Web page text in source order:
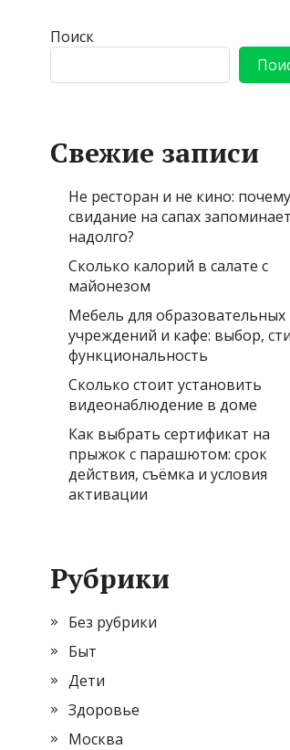
Поиск
Свежие записи
Не ресторан и не кино: почему
свидание на сапах
надолго?
Сколько калорий в салате с
майонезом
Мебель для образовательных
учреждений и кафе: выбор,
функциональность
Сколько стоит установить
видеонаблюдение в доме
Как выбрать сертификат на
прыжок с парашютом: срок
действия, съёмка и условия
активации
Рубрики
Без рубрики
Быт
Дети
Здоровье
Москва